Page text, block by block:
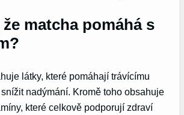
matcha pomáhá s
látky, které pomáhají trávícímu
nadýmání. Kromě toho obsahuje
které celkově podporují zdraví